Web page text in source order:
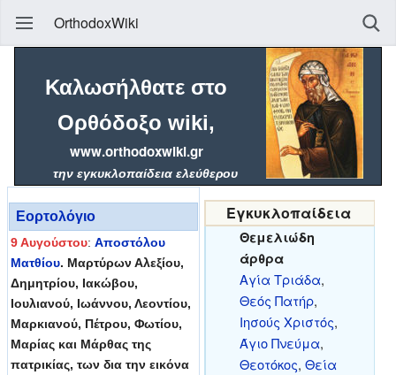
OrthodoxWiki
Καλωσήλθατε στο
Ορθόδοξο wiki,
www.orthodoxwiki.gr
την εγκυκλοπαίδεια ελεύθερου
πληροφοριών τον Ορθόδοξο Χριστιανισμό.
(684 άρθρα μέχρι τώρα)
Οι εκδότες του Ορθόδοξου Wiki, έχουν ως ουράνιο
προστάτη τους και καθοδηγητή τονΆγιο Ιωάννη
Δαμασκηνό, αναζητώντας τη γνώση και τη
λατρεία της Aγίας Τριάδας και της Ορθόδοξης
Εκκλησίας μέσω αυτών των σελίδων.
Εορτολόγιο
9 Αυγούστου: Αποστόλου
Ματθίου. Μαρτύρων Αλεξίου,
Δημητρίου, Ιακώβου,
Ιουλιανού, Ιωάννου, Λεοντίου,
Μαρκιανού, Πέτρου, Φωτίου,
Μαρίας και Μάρθας της
πατρικίας, των δια την εικόνα
Εγκυκλοπαίδεια
Θεμελιώδη
άρθρα
Αγία Τριάδα,
Θεός Πατήρ,
Ιησούς Χριστός,
Άγιο Πνεύμα,
Θεοτόκος, Θεία